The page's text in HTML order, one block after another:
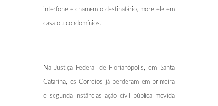
interfone e chamem o destinatário, more ele em
casa ou condomínios.
Na Justiça Federal de Florianópolis, em Santa
Catarina, os Correios já perderam em primeira
e segunda instâncias ação civil pública movida